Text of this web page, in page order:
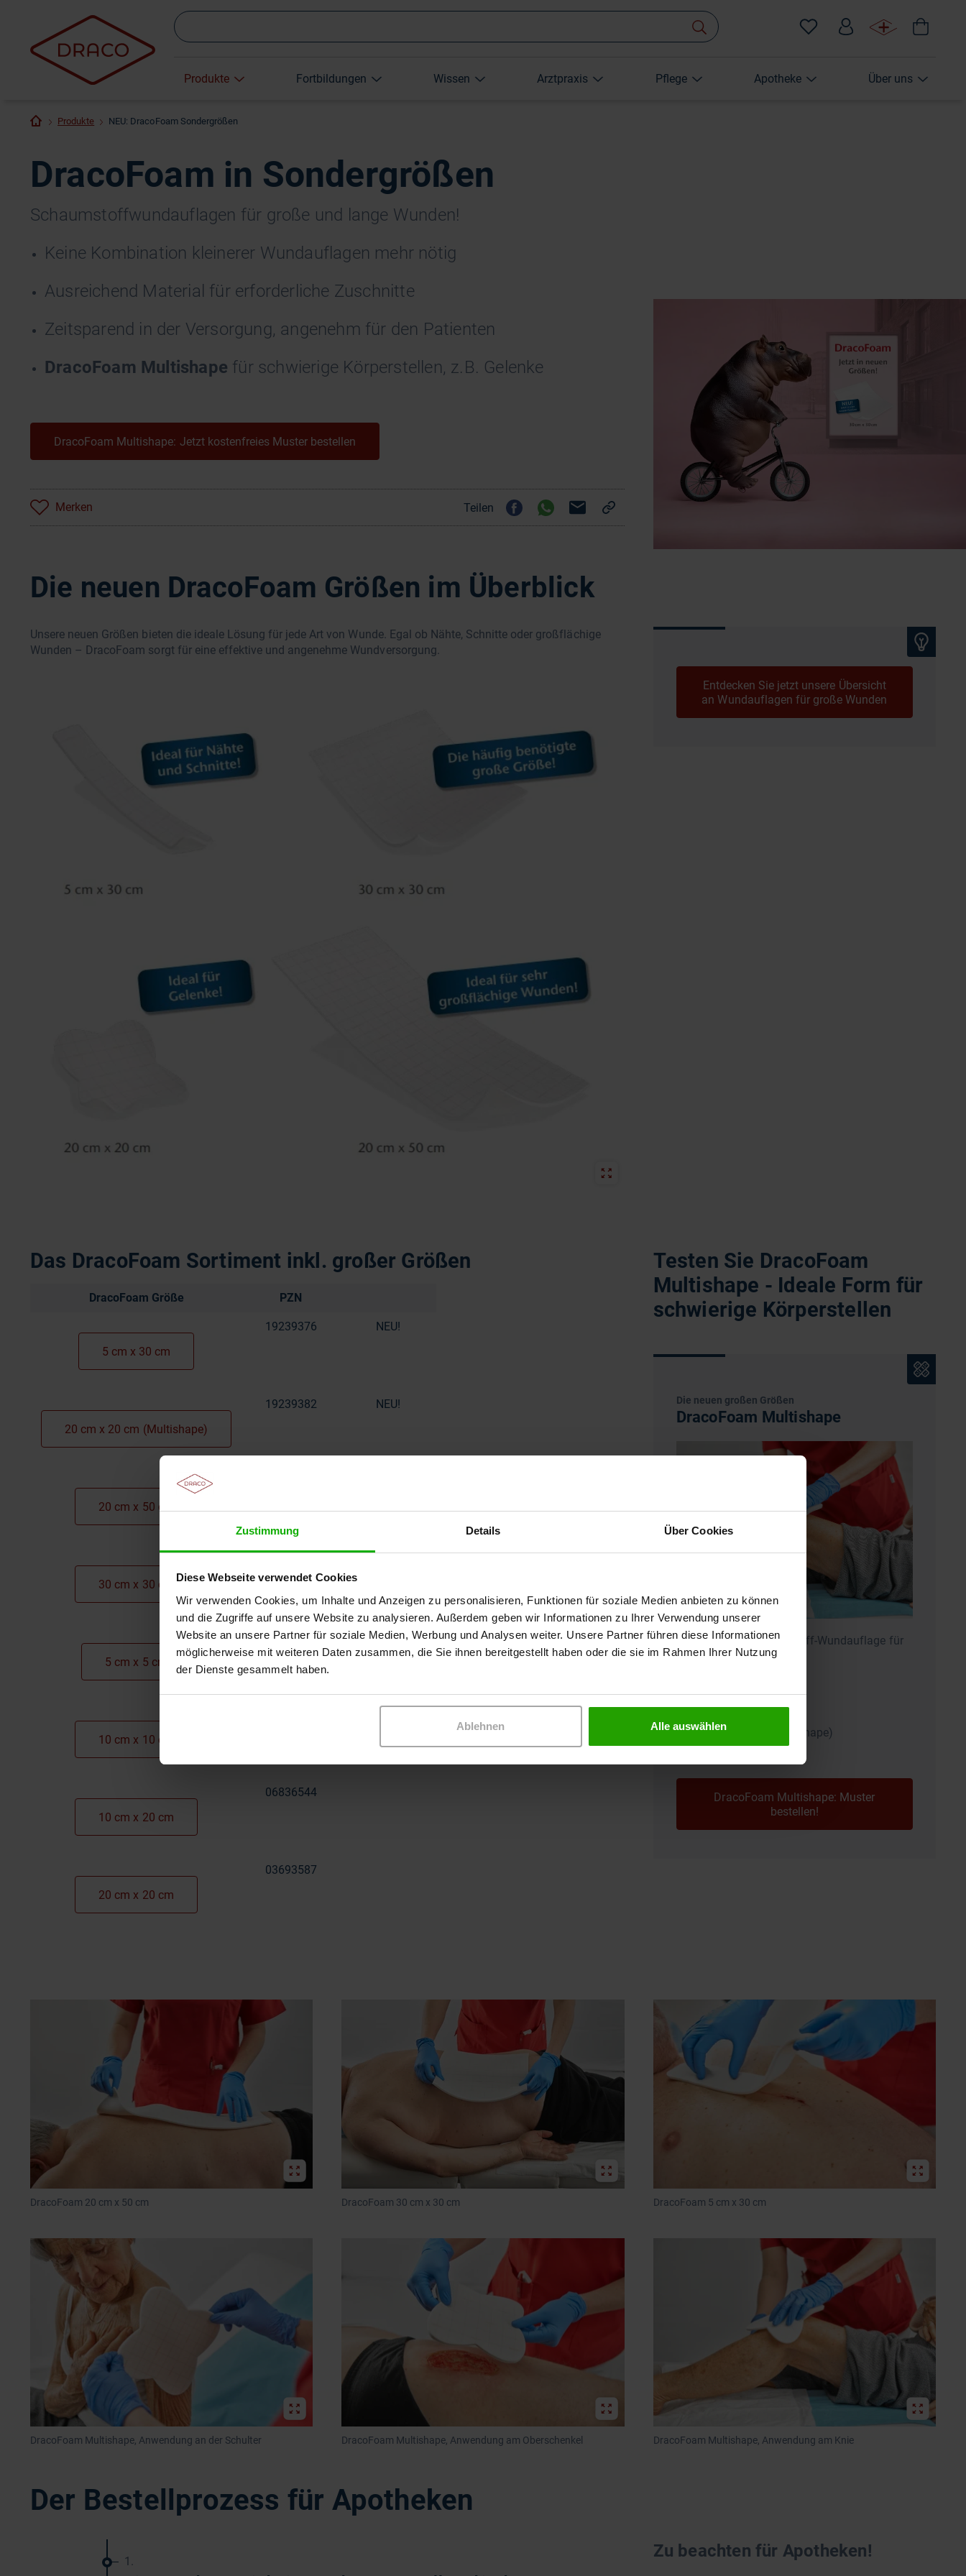
Zustimmung Details Über Cookies
Diese Webseite verwendet Cookies
Wir verwenden Cookies, um Inhalte und Anzeigen zu personalisieren, Funktionen für soziale Medien anbieten zu können
und die Zugriffe auf unsere Website zu analysieren. Außerdem geben wir Informationen zu Ihrer Verwendung unserer
Website an unsere Partner für soziale Medien, Werbung und Analysen weiter. Unsere Partner führen diese Informationen
möglicherweise mit weiteren Daten zusammen, die Sie ihnen bereitgestellt haben oder die sie im Rahmen Ihrer Nutzung
der Dienste gesammelt haben.
Ablehnen Alle auswählen
Produkte Fortbildungen Wissen Arztpraxis Pflege Apotheke Über uns
Produkte NEU: DracoFoam Sondergrößen
DracoFoam in Sondergrößen
Schaumstoffwundauflagen für große und lange Wunden!
Keine Kombination kleinerer Wundauflagen mehr nötig
Ausreichend Material für erforderliche Zuschnitte
Zeitsparend in der Versorgung, angenehm für den Patienten
DracoFoam Multishape für schwierige Körperstellen, z.B. Gelenke
DracoFoam Multishape: Jetzt kostenfreies Muster bestellen
Merken Teilen
Die neuen DracoFoam Größen im Überblick
Unsere neuen Größen bieten die ideale Lösung für jede Art von Wunde. Egal ob Nähte, Schnitte oder großflächige
Wunden – DracoFoam sorgt für eine effektive und angenehme Wundversorgung.
Entdecken Sie jetzt unsere Übersicht
an Wundauflagen für große Wunden
Das DracoFoam Sortiment inkl. großer Größen
DracoFoam Größe PZN
5 cm x 30 cm
19239376 NEU!
20 cm x 20 cm (Multishape)
19239382 NEU!
20 cm x 50 cm
30 cm x 30 cm
5 cm x 5 cm
07415075
10 cm x 10 cm
10 cm x 20 cm
06836544
20 cm x 20 cm
03693587
Testen Sie DracoFoam
Multishape - Ideale Form für
schwierige Körperstellen
Die neuen großen Größen
DracoFoam Multishape
Die passende Schaumstoff-Wundauflage für
schwierige Körperstellen:
Ideal für Gelenke
20 cm x 20 cm (Multishape)
DracoFoam Multishape: Muster
bestellen!
DracoFoam 20 cm x 50 cm DracoFoam 30 cm x 30 cm DracoFoam 5 cm x 30 cm
DracoFoam Multishape, Anwendung an der Schulter DracoFoam Multishape, Anwendung am Oberschenkel DracoFoam Multishape, Anwendung am Knie
Der Bestellprozess für Apotheken
1.
Zu beachten für Apotheken!
Wonach
Sie?